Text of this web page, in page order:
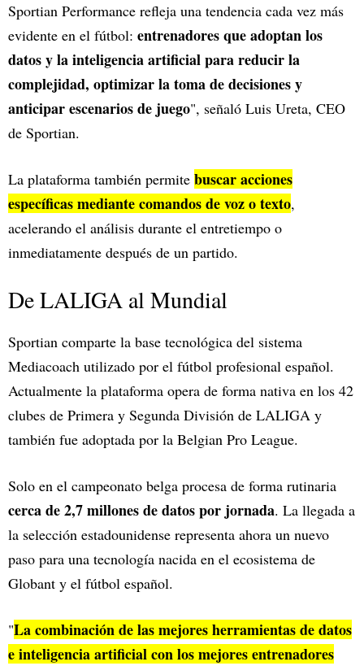
Sportian Performance refleja una tendencia cada vez más
evidente en el fútbol: entrenadores que adoptan los
datos y la inteligencia artificial para reducir la
complejidad, optimizar la toma de decisiones y
anticipar escenarios de juego", señaló Luis Ureta, CEO
de Sportian.
La plataforma también permite buscar acciones
específicas mediante comandos de voz o texto,
acelerando el análisis durante el entretiempo o
inmediatamente después de un partido.
De LALIGA al Mundial
Sportian comparte la base tecnológica del sistema
Mediacoach utilizado por el fútbol profesional español.
Actualmente la plataforma opera de forma nativa en los 42
clubes de Primera y Segunda División de LALIGA y
también fue adoptada por la Belgian Pro League.
Solo en el campeonato belga procesa de forma rutinaria
cerca de 2,7 millones de datos por jornada. La llegada a
la selección estadounidense representa ahora un nuevo
paso para una tecnología nacida en el ecosistema de
Globant y el fútbol español.
"La combinación de las mejores herramientas de datos
e inteligencia artificial con los mejores entrenadores